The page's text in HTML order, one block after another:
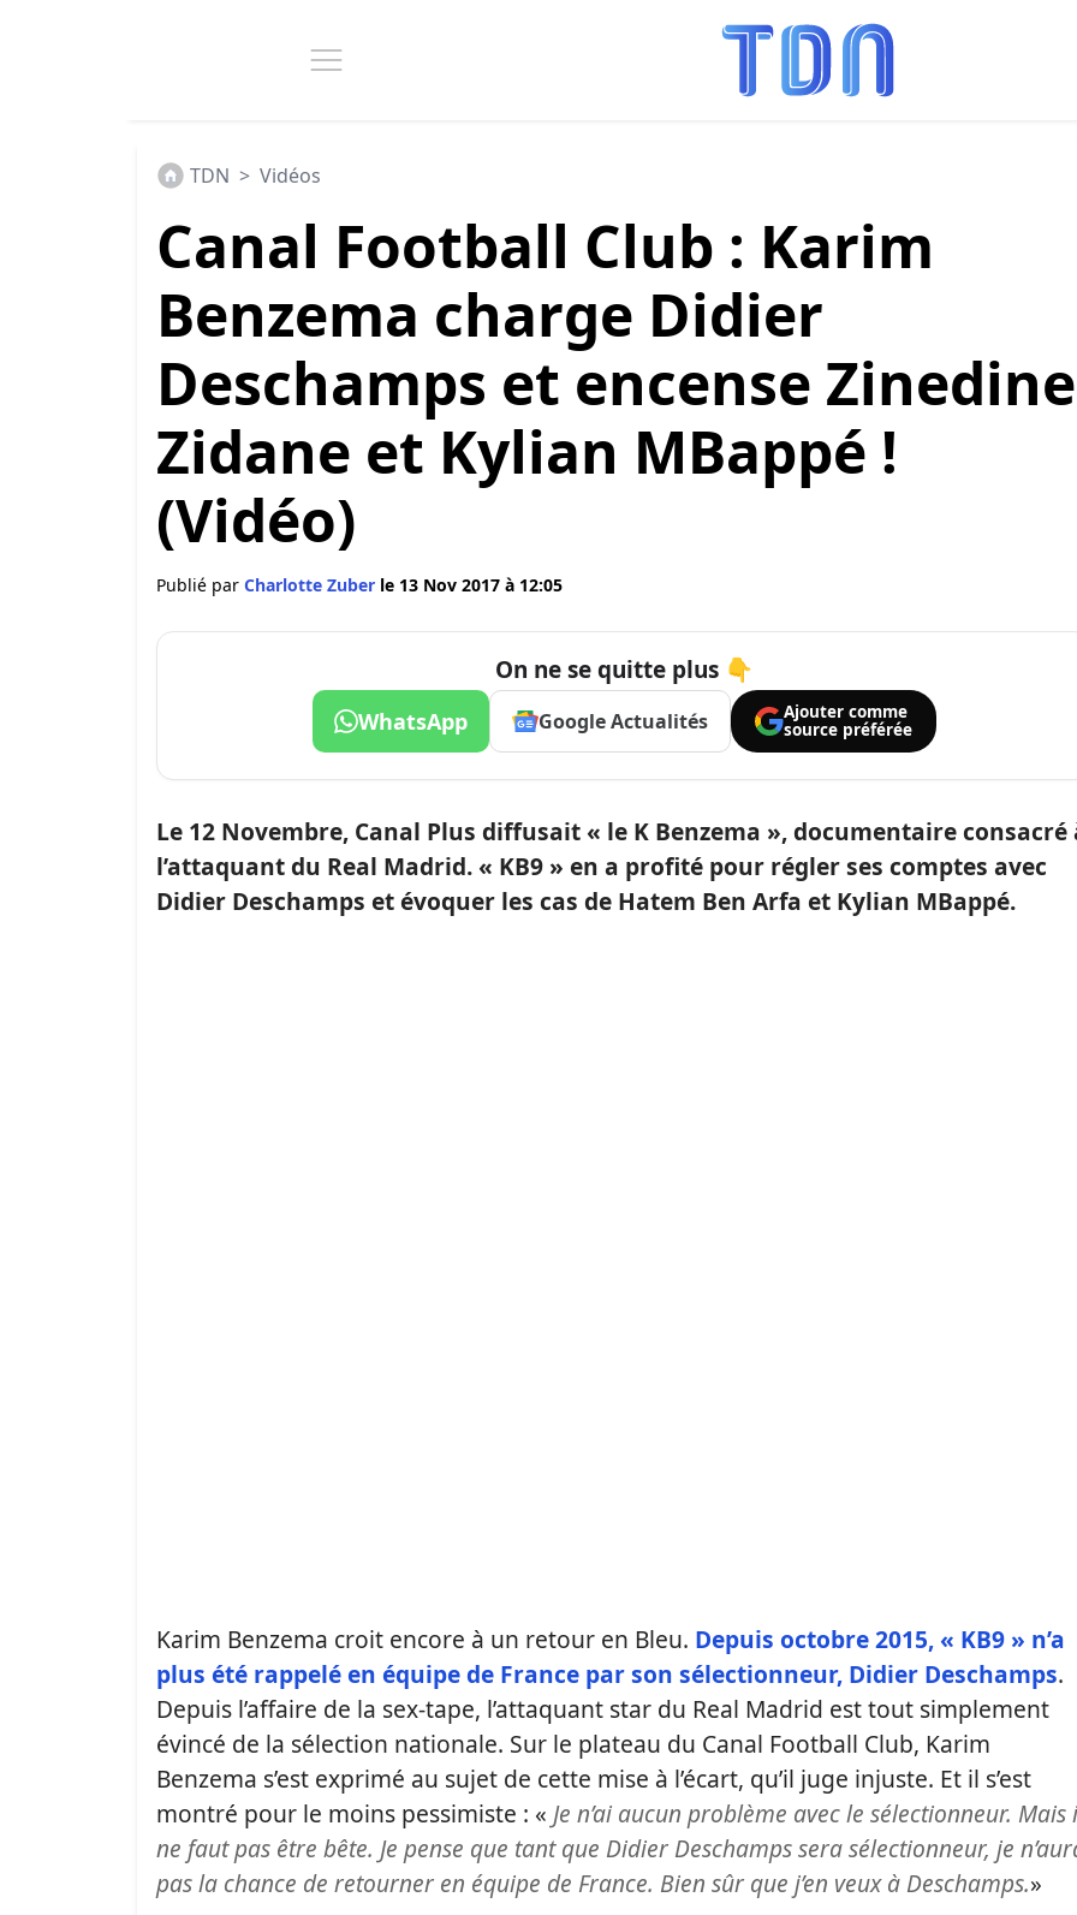
TDN > Vidéos
Canal Football Club : Karim
Benzema charge Didier
Deschamps et encense Zinedine
Zidane et Kylian MBappé !
(Vidéo)
Publié par Charlotte Zuber le 13 Nov 2017 à 12:05
On ne se quitte plus 👇
WhatsApp Google Actualités
Ajouter comme
source préférée
Le 12 Novembre, Canal Plus diffusait « le K Benzema », documentaire consacré
l’attaquant du Real Madrid. « KB9 » en a profité pour régler ses comptes avec
Didier Deschamps et évoquer les cas de Hatem Ben Arfa et Kylian MBappé.
Karim Benzema croit encore à un retour en Bleu. Depuis octobre 2015, « KB9 » n’a
plus été rappelé en équipe de France par son sélectionneur, Didier Deschamps.
Depuis l’affaire de la sex-tape, l’attaquant star du Real Madrid est tout simplement
évincé de la sélection nationale. Sur le plateau du Canal Football Club, Karim
Benzema s’est exprimé au sujet de cette mise à l’écart, qu’il juge injuste. Et il s’est
montré pour le moins pessimiste : « Je n’ai aucun problème avec le sélectionneur. Mais
ne faut pas être bête. Je pense que tant que Didier Deschamps sera sélectionneur, je
pas la chance de retourner en équipe de France. Bien sûr que j’en veux à Deschamps.»